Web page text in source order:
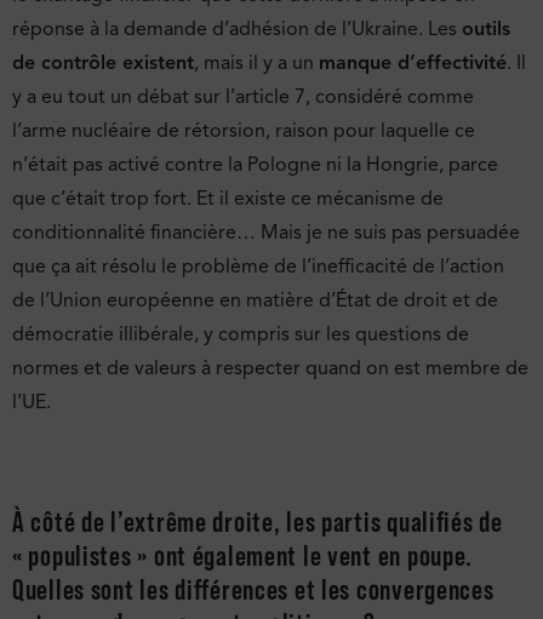
réponse à la demande d’adhésion de l’Ukraine. Les outils
de contrôle existent, mais il y a un manque d’effectivité. Il
y a eu tout un débat sur l’article 7, considéré comme
l’arme nucléaire de rétorsion, raison pour laquelle ce
n’était pas activé contre la Pologne ni la Hongrie, parce
que c’était trop fort. Et il existe ce mécanisme de
conditionnalité financière… Mais je ne suis pas persuadée
que ça ait résolu le problème de l’inefficacité de l’action
de l’Union européenne en matière d’État de droit et de
démocratie illibérale, y compris sur les questions de
normes et de valeurs à respecter quand on est membre de
l’UE.
À côté de l’extrême droite, les partis qualifiés de
« populistes » ont également le vent en poupe.
Quelles sont les différences et les convergences